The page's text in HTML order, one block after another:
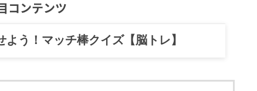
コンテンツ
う！マッチ棒クイズ【脳トレ】